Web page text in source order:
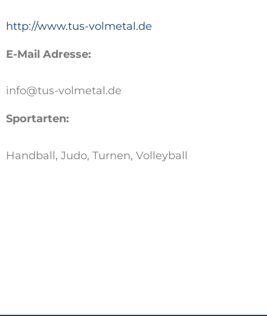
http://www.tus-volmetal.de
E-Mail Adresse:
info@tus-volmetal.de
Sportarten:
Handball, Judo, Turnen, Volleyball